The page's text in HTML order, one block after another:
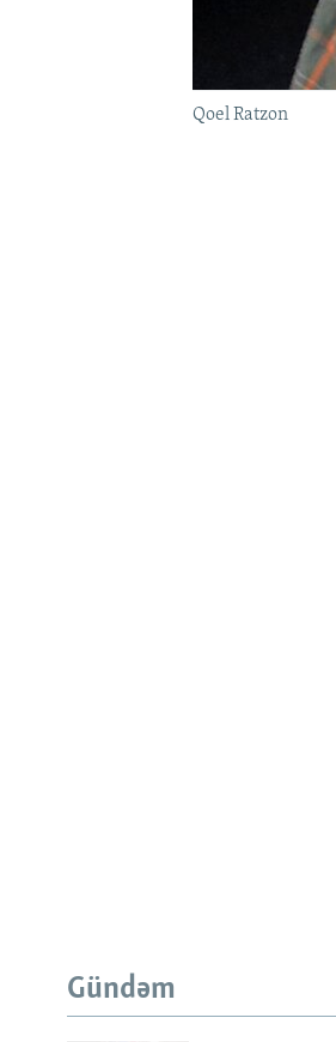
Qoel Ratzon
Gündəm